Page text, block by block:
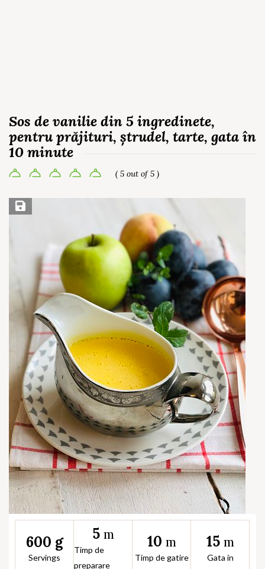
Sos de vanilie din 5 ingredinete,
pentru prăjituri, ștrudel, tarte, gata în
10 minute
( 5 out of 5 )
Save Recipe
600 g
Servings
5 m
Timp de
preparare
10 m
Timp de gatire
15 m
Gata in